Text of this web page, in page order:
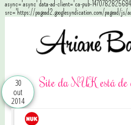
async='async' data-ad-client='ca-pub-
src='https://pagead2.googlesyndication.com/pagead/js/
30
out
2014
Site da NUK está de